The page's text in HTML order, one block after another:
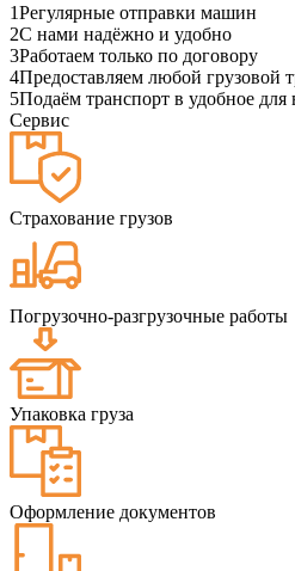
1Регулярные отправки машин
2С нами надёжно и удобно
3Работаем только по договору
4Предоставляем любой грузовой
5Подаём транспорт в удобное для
Сервис
Страхование грузов
Погрузочно-разгрузочные работы
Упаковка груза
Оформление документов